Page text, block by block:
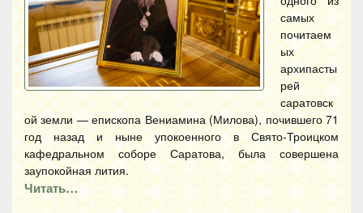
самых
почитаем
ых
архипасты
рей
саратовск
ой земли — епископа Вениамина (Милова), почившего 71
год назад и ныне упокоенного в Свято-Троицком
кафедральном соборе Саратова, была совершена
заупокойная лития.
Читать…